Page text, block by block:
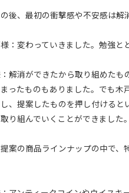
後、最初の衝撃感や不安感は
様：変わっていきました。勉強と
解消ができたから取り組めた
ったものもありました。でも
、提案したものを押し付ける
り組んでいくことができました
案の商品ラインナップの中で